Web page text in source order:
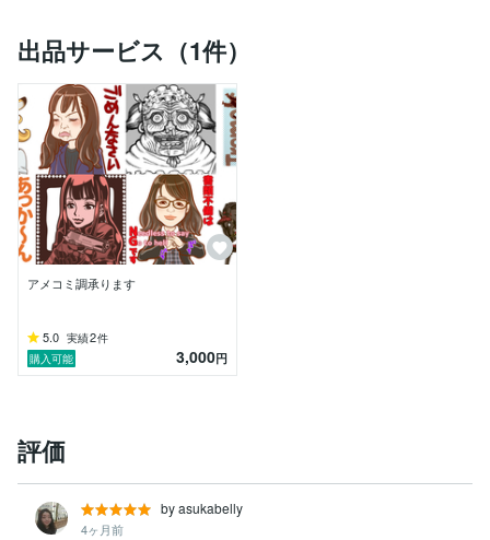
出品サービス（1件）
アメコミ調承ります
5.0 実績2件
購入可能
3,000円
評価
by asukabelly
4ヶ月前